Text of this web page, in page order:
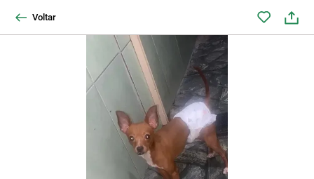
Voltar